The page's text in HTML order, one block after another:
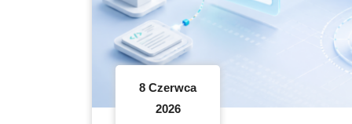
8 Czerwca
2026